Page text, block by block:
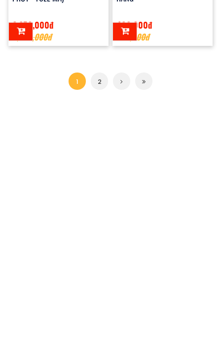
2,250,000đ
2,300,000đ
400,000đ
650,000đ
1 2